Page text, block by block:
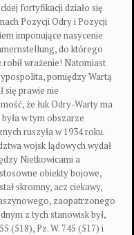
fortyfikacji działo się
Pozycji Odry i Pozycji
imponujące nasycenie
do którego
wrażenie! Natomiast
pomiędzy Wartą
się prawie nie
że łuk Odry-Warty ma
w tym obszarze
ruszyła w 1934 roku.
wojsk lądowych wydał
Nietkowicami a
obiekty bojowe,
skromny, acz ciekawy,
zaopatrzonego
z tych stanowisk był,
(518), Pz. W. 745 (517) i